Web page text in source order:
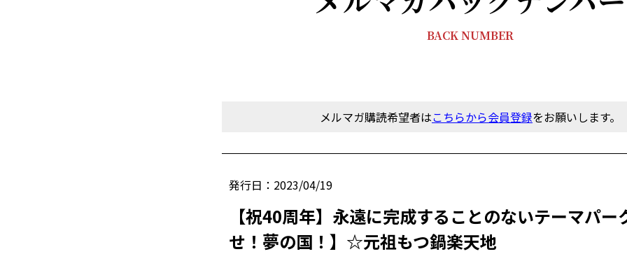
BACK NUMBER
メルマガ購読希望者はこちらから会員登録をお願いします。
発行日：2023/04/19
【祝40周年】永遠に完成することのないテーマパー
せ！夢の国！】☆元祖もつ鍋楽天地